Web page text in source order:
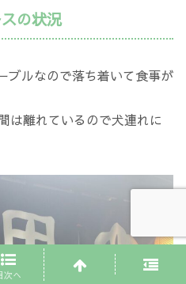
の状況
ブルなので落ち着いて食事が
は離れているので犬連れに
次へ